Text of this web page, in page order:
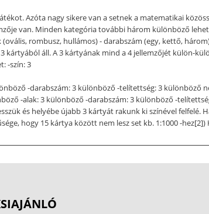
Azóta nagy sikere van a setnek a matematikai
van. Minden kategória további három különböző
rombusz, hullámos) - darabszám (egy, kettő,
áll. A 3 kártyának mind a 4 jellemzőjét külön-
-szín: 3
-darabszám: 3 különböző -telítettség: 3 különböző
-alak: 3 különböző -darabszám: 3 különböző -
és helyébe újabb 3 kártyát rakunk ki színével felfelé.
hogy 15 kártya között nem lesz set kb. 1:1000 -
hogy megtaláljuk a megoldást az egyedi problémára. A
megvizsgálja, hogy létezik e olyan harmadik kártya,